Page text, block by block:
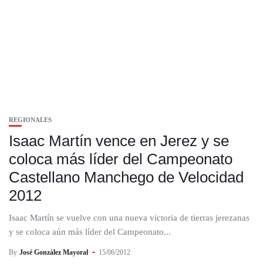
REGIONALES
Isaac Martín vence en Jerez y se
coloca más líder del Campeonato
Castellano Manchego de Velocidad
2012
Isaac Martín se vuelve con una nueva victoria de tierras jerezanas
y se coloca aún más líder del Campeonato...
By José González Mayoral 15/06/2012